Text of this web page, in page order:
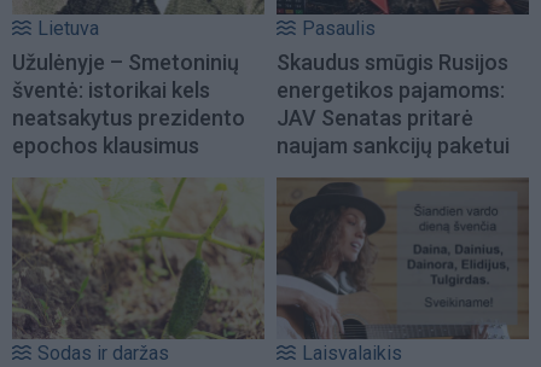
Lietuva
Užulėnyje – Smetoninių
šventė: istorikai kels
neatsakytus prezidento
epochos klausimus
Pasaulis
Skaudus smūgis Rusijos
energetikos pajamoms:
JAV Senatas pritarė
naujam sankcijų paketui
Sodas ir daržas Laisvalaikis